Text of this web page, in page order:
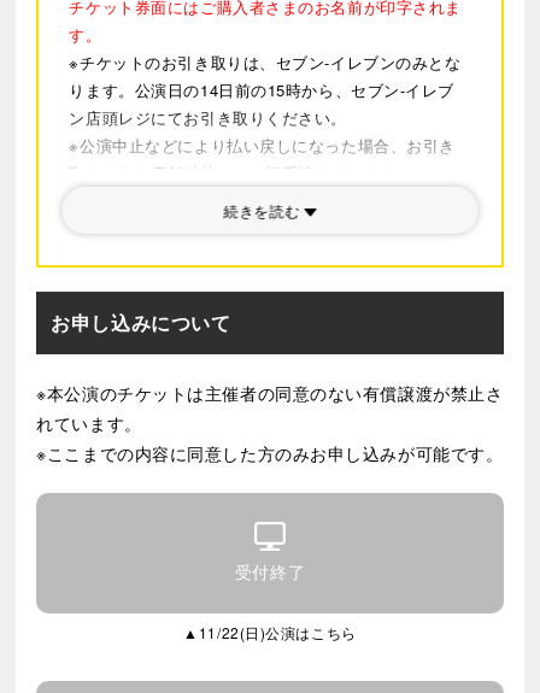
お時間に余裕を持ってお越しいただけますようお願
いいたします。
◆帝国ホテル 東京「ブフェレストラン インペリアルバ
イキング サール」にて、ランチブフェをお楽しみいただ
けます！
④ランチブフェ （11:00入店～12:30※90分利用）
※12/2(水)13:30公演のみ対象
※お食事券の有効期限は当日、観劇前のみとなりま
す。
いずれかのコースをお楽しみいただけます！
※ 「ランデブーラウンジ」の詳細は
⑤選べる喫茶セット （11:00～22:00）
サンドイッチは下記メニューより1品お選びいただけ
・アメリカンクラブハウスサンド
・スモークサーモン＆ポテトサンドイッチ
・ミックスサンドイッチ
コーヒーまたは紅茶
抽選予約完了メールにてご確認ください。
※抽選時に有効期限内のクレジットカードでお申し込み
ください。また、決済ができない場合は落選となりま
す。
※応募締切日・抽選結果通知日が急遽変更になる場合が
ございます。あらかじめご了承願います。
続きを読む
チケット券面にはご購入者さまのお名前が印字されま
す。
※チケットのお引き取りは、セブン-イレブンのみとな
ります。公演日の14日前の15時から、セブン-イレブ
ン店頭レジにてお引き取りください。
※公演中止などにより払い戻しになった場合、お引き
取りされた店舗以外では一切手続きができませんので
においてもキャンセルはできません。
※本企画の内容は変更になる場合がございます。あら
※本企画では、食物アレルギーに対応したメニューの
対応は原則行っておりません。ご飲食に関しまして
は、お客さまご自身の体調などもご考慮の上、お客さ
す。当日、本人確認させていただく場合がございます
※三井住友カードエグゼクティブ会員さまはお申し込
みいただけません。
お申し込みについて
※本公演のチケットは主催者の同意のない有償譲渡が禁止さ
れています。
※ここまでの内容に同意した方のみお申し込みが可能です。
受付終了
▲11/22(日)公演はこちら